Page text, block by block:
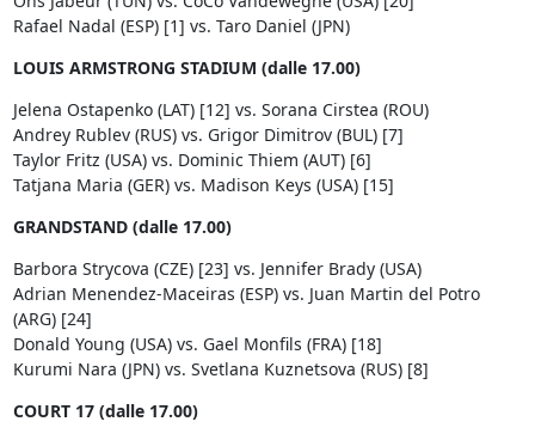
Rafael Nadal (ESP) [1] vs. Taro Daniel (JPN)
LOUIS ARMSTRONG STADIUM (dalle 17.00)
Jelena Ostapenko (LAT) [12] vs. Sorana Cirstea (ROU)
Andrey Rublev (RUS) vs. Grigor Dimitrov (BUL) [7]
Taylor Fritz (USA) vs. Dominic Thiem (AUT) [6]
Tatjana Maria (GER) vs. Madison Keys (USA) [15]
GRANDSTAND (dalle 17.00)
Barbora Strycova (CZE) [23] vs. Jennifer Brady (USA)
Adrian Menendez-Maceiras (ESP) vs. Juan Martin del Potro
(ARG) [24]
Donald Young (USA) vs. Gael Monfils (FRA) [18]
Kurumi Nara (JPN) vs. Svetlana Kuznetsova (RUS) [8]
COURT 17 (dalle 17.00)